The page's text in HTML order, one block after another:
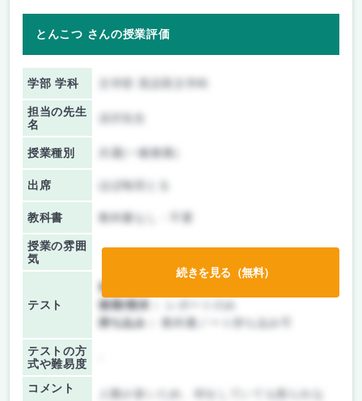
とんこつ さんの授業評価
学部 学科
担当の先生
名
授業種別 共通(一般教養)
出席 ほぼ毎回とる
教科書 教科書なし・不要
授業の雰囲
気
テスト
前期/中間：
後期/期末：
持ち込み：
教科書ノート持ち込み可
テストの方
式や難易度
コメント
続きを見る（無料）